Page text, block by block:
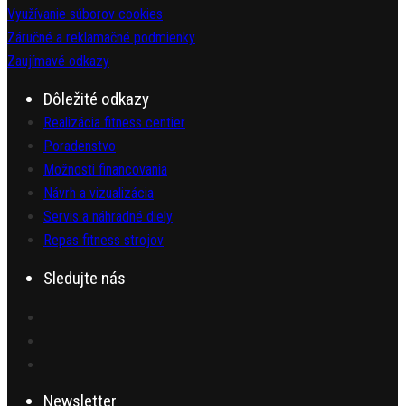
Využívanie súborov cookies
Záručné a reklamačné podmienky
Zaujímavé odkazy
Dôležité odkazy
Realizácia fitness centier
Poradenstvo
Možnosti financovania
Návrh a vizualizácia
Servis a náhradné diely
Repas fitness strojov
Sledujte nás
Newsletter